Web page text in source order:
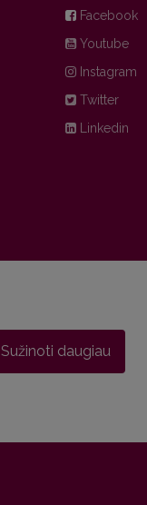
Facebook
Youtube
Instagram
Twitter
Linkedin
Sužinoti daugiau